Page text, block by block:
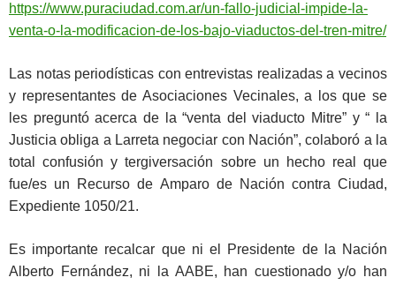
https://www.puraciudad.com.ar/un-fallo-judicial-impide-la-
venta-o-la-modificacion-de-los-bajo-viaductos-del-tren-mitre/
Las notas periodísticas con entrevistas realizadas a vecinos
y representantes de Asociaciones Vecinales, a los que se
les preguntó acerca de la “venta del viaducto Mitre” y “ la
Justicia obliga a Larreta negociar con Nación”, colaboró a la
total confusión y tergiversación sobre un hecho real que
fue/es un Recurso de Amparo de Nación contra Ciudad,
Expediente 1050/21.
Es importante recalcar que ni el Presidente de la Nación
Alberto Fernández, ni la AABE, han cuestionado y/o han